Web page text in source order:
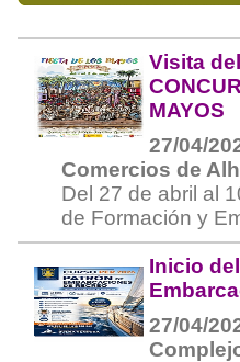
Visita
MAYOS
27/04/
Comercios de
Del 27 de abril al
de Formación y
Inicio
27/04/